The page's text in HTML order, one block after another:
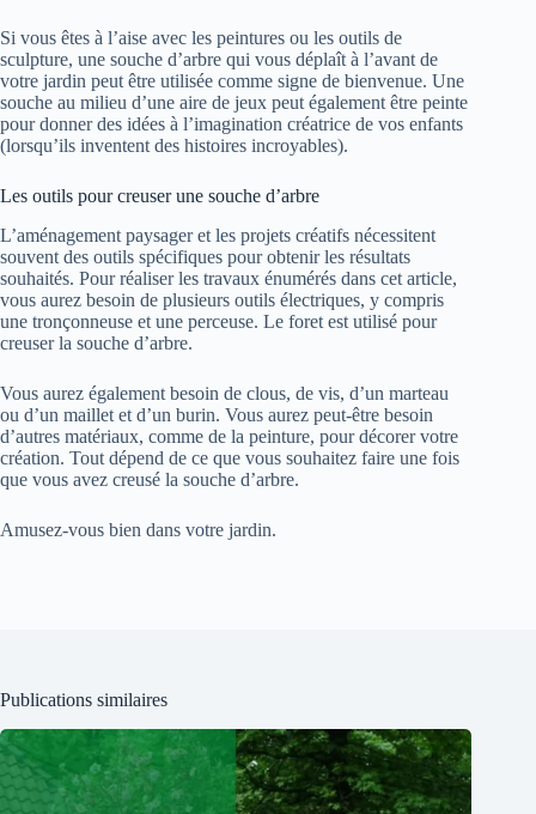
Si vous êtes à l’aise avec les peintures ou les outils de
sculpture, une souche d’arbre qui vous déplaît à l’avant de
votre jardin peut être utilisée comme signe de bienvenue. Une
souche au milieu d’une aire de jeux peut également être peinte
pour donner des idées à l’imagination créatrice de vos enfants
(lorsqu’ils inventent des histoires incroyables).
Les outils pour creuser une souche d’arbre
L’aménagement paysager et les projets créatifs nécessitent
souvent des outils spécifiques pour obtenir les résultats
souhaités. Pour réaliser les travaux énumérés dans cet article,
vous aurez besoin de plusieurs outils électriques, y compris
une tronçonneuse et une perceuse. Le foret est utilisé pour
creuser la souche d’arbre.
Vous aurez également besoin de clous, de vis, d’un marteau
ou d’un maillet et d’un burin. Vous aurez peut-être besoin
d’autres matériaux, comme de la peinture, pour décorer votre
création. Tout dépend de ce que vous souhaitez faire une fois
que vous avez creusé la souche d’arbre.
Amusez-vous bien dans votre jardin.
Publications similaires